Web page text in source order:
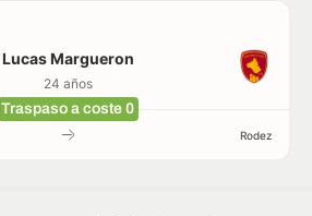
Lucas Margueron
24 años
Traspaso a coste 0
Rodez